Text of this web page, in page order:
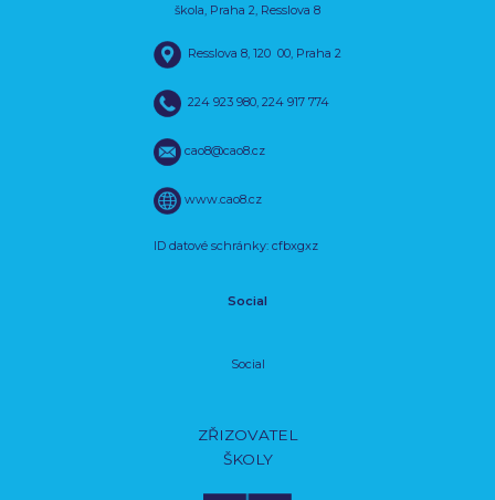
škola, Praha 2, Resslova 8
Resslova 8, 120 00, Praha 2
224 923 980, 224 917 774
cao8@cao8.cz
www.cao8.cz
ID datové schránky: cfbxgxz
Social
Social
ZŘIZOVATEL
ŠKOLY